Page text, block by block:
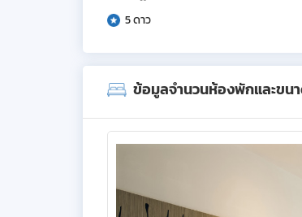
5 ดาว
ข้อมูลจำนวนห้องพักและขน